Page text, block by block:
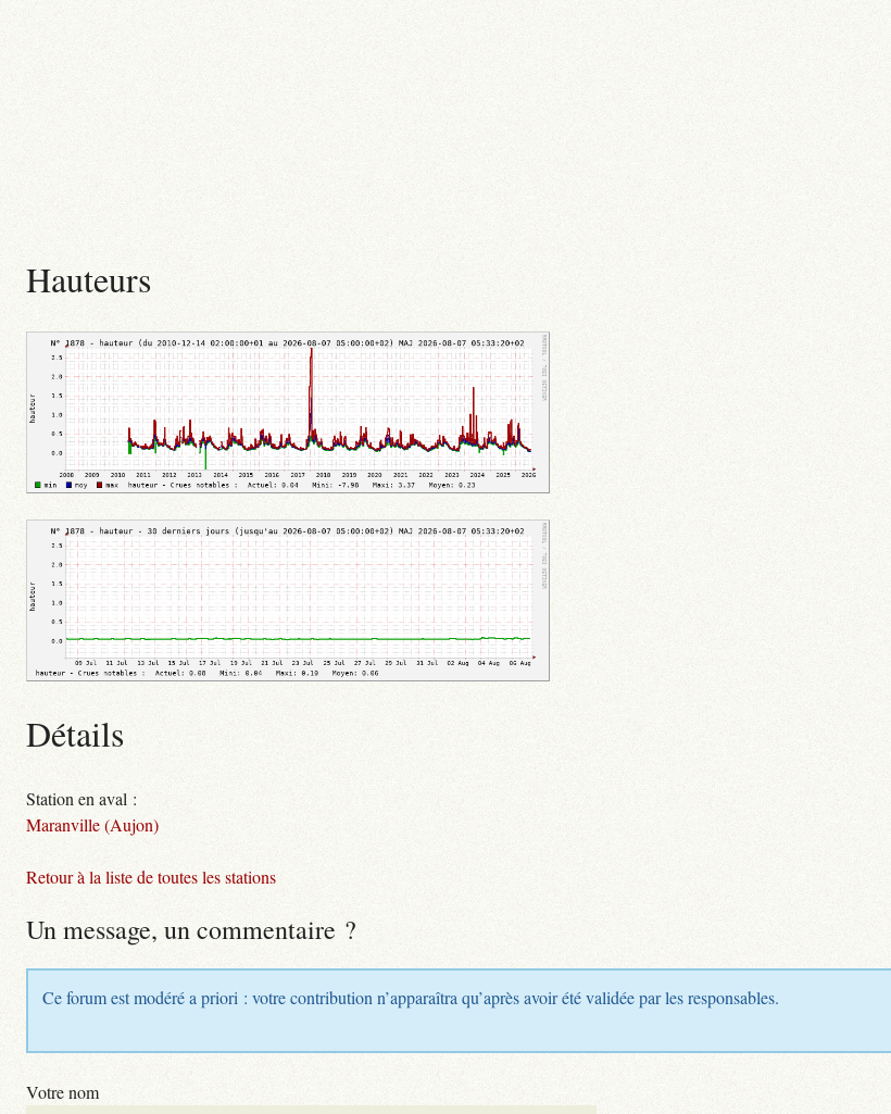
Hauteurs
Détails
Station en aval :
Maranville (Aujon)
Retour à la liste de toutes les stations
Un message, un commentaire ?
Ce forum est modéré a priori : votre contribution n’apparaîtra qu’après avoir été validée par les responsables.
Votre nom